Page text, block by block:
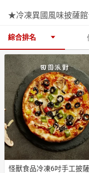
居家生活 3C
女裝 男
日本購物 電子/
★冷凍異國風味披薩
綜合排名
怪獸食品冷凍6吋手工披